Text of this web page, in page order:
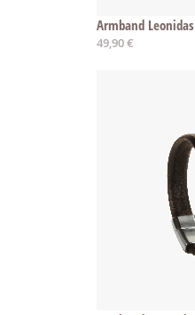
Armband Leonidas
49,90 €